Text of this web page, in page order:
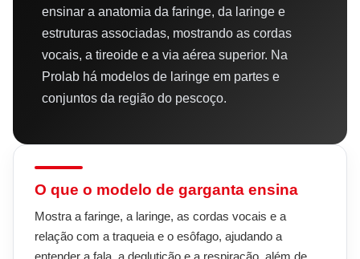
ensinar a anatomia da faringe, da laringe e
estruturas associadas, mostrando as cordas
vocais, a tireoide e a via aérea superior. Na
Prolab há modelos de laringe em partes e
conjuntos da região do pescoço.
O que o modelo de garganta ensina
Mostra a faringe, a laringe, as cordas vocais e a
relação com a traqueia e o esôfago, ajudando a
entender a fala, a deglutição e a respiração, além de